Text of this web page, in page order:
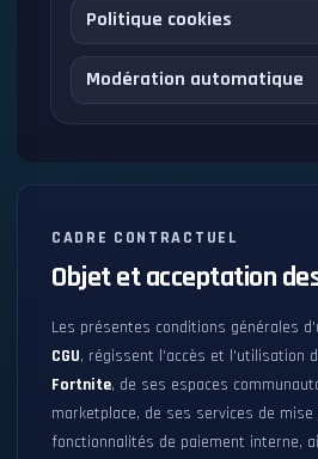
Politique cookies
Modération automatique
CADRE CONTRACTUEL
Objet et acceptation
Les présentes conditions générales
CGU, régissent l'accès et l'utilisation
Fortnite, de ses espaces
marketplace, de ses services de
fonctionnalités de paiement interne,